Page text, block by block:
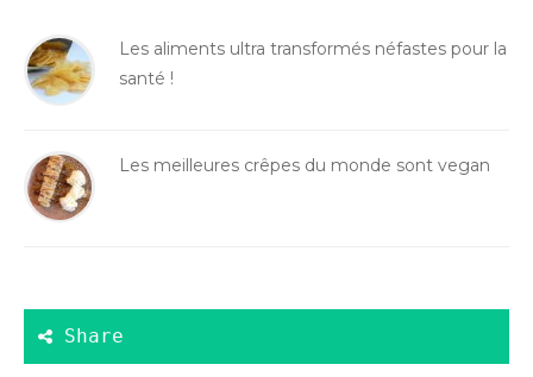
Les aliments ultra transformés néfastes pour la
santé !
Les meilleures crêpes du monde sont vegan